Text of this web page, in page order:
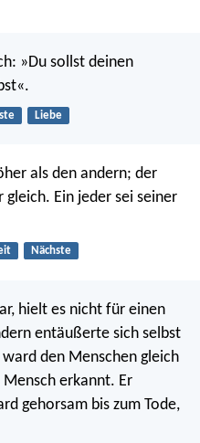
»Du sollst deinen
Liebe
als den andern; der
Ein jeder sei seiner
Nächste
hielt es nicht für einen
entäußerte sich selbst
den Menschen gleich
Mensch erkannt. Er
gehorsam bis zum Tode,